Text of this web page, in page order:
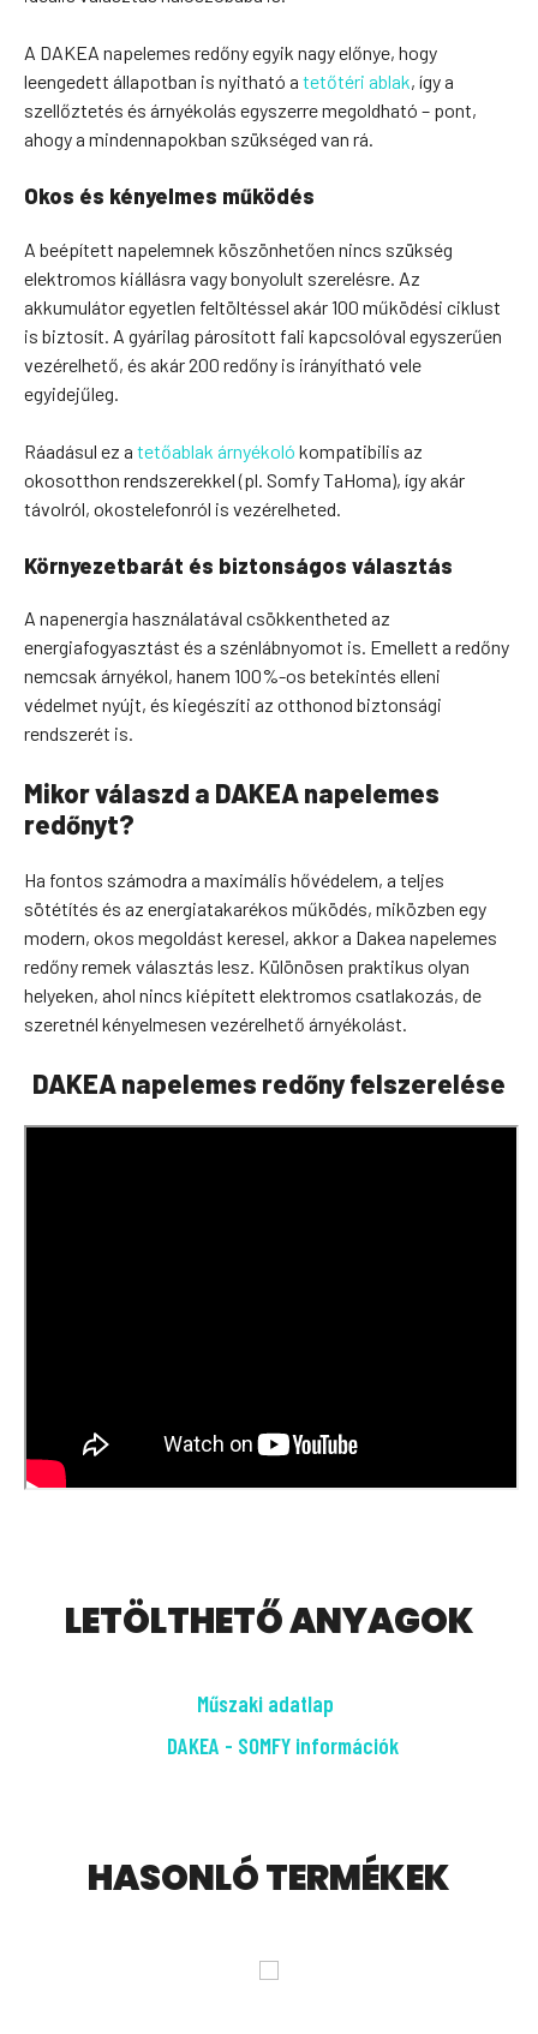
A DAKEA napelemes redőny egyik nagy előnye, hogy
leengedett állapotban is nyitható a tetőtéri ablak, így a
szellőztetés és árnyékolás egyszerre megoldható – pont,
ahogy a mindennapokban szükséged van rá.
Okos és kényelmes működés
A beépített napelemnek köszönhetően nincs szükség
elektromos kiállásra vagy bonyolult szerelésre. Az
akkumulátor egyetlen feltöltéssel akár 100 működési ciklust
is biztosít. A gyárilag párosított fali kapcsolóval egyszerűen
vezérelhető, és akár 200 redőny is irányítható vele
egyidejűleg.
Ráadásul ez a tetőablak árnyékoló kompatibilis az
okosotthon rendszerekkel (pl. Somfy TaHoma), így akár
távolról, okostelefonról is vezérelheted.
Környezetbarát és biztonságos választás
A napenergia használatával csökkentheted az
energiafogyasztást és a szénlábnyomot is. Emellett a redőny
nemcsak árnyékol, hanem 100%-os betekintés elleni
védelmet nyújt, és kiegészíti az otthonod biztonsági
rendszerét is.
Mikor válaszd a DAKEA napelemes
redőnyt?
Ha fontos számodra a maximális hővédelem, a teljes
sötétítés és az energiatakarékos működés, miközben egy
modern, okos megoldást keresel, akkor a Dakea napelemes
redőny remek választás lesz. Különösen praktikus olyan
helyeken, ahol nincs kiépített elektromos csatlakozás, de
szeretnél kényelmesen vezérelhető árnyékolást.
DAKEA napelemes redőny felszerelése
LETÖLTHETŐ ANYAGOK
Műszaki adatlap
DAKEA - SOMFY információk
HASONLÓ TERMÉKEK